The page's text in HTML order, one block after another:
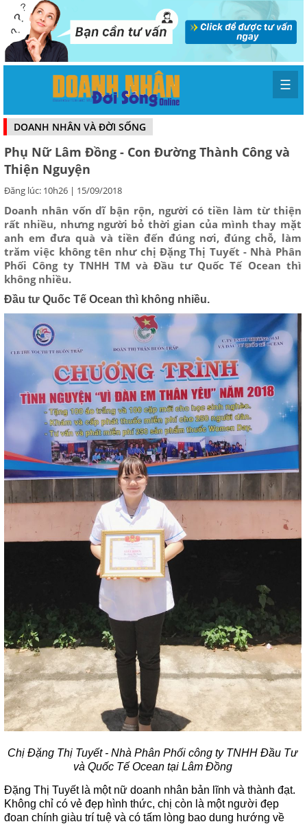
☰
DOANH NHÂN VÀ ĐỜI SỐNG
Phụ Nữ Lâm Đồng - Con Đường Thành Công và
Thiện Nguyện
Đăng lúc: 10h26 | 15/09/2018
Doanh nhân vốn dĩ bận rộn, người có tiền làm từ thiện
rất nhiều, nhưng người bỏ thời gian của mình thay mặt
anh em đưa quà và tiền đến đúng nơi, đúng chỗ, làm
trăm việc không tên như chị Đặng Thị Tuyết - Nhà Phân
Phối Công ty TNHH TM và Đầu tư Quốc Tế Ocean thì
không nhiều.
Đầu tư Quốc Tế Ocean thì không nhiều.
Chị Đặng Thị Tuyết - Nhà Phân Phối công ty TNHH Đầu Tư
và Quốc Tế Ocean tại Lâm Đồng
Đặng Thị Tuyết là một nữ doanh nhân bản lĩnh và thành đạt.
Không chỉ có vẻ đẹp hình thức, chị còn là một người đẹp
đoan chính giàu trí tuệ và có tấm lòng bao dung hướng về